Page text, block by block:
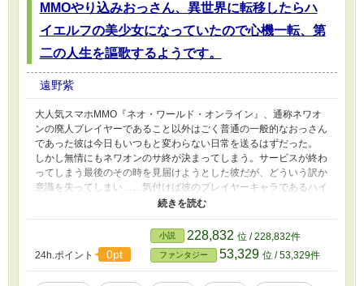
MMOやり込みおっさん、異世界に転移したらハ
イエルフの美少女になっていたので心機一転、第
二の人生を謳歌するようです。
遠野紫
大人気スマホMMO『ネオ・ワールド・オンライン』、通称ネワオ
ンの廃人プレイヤーであること以外はごく普通の一般的なおっさん
であった彼は今日もいつもと変わらない日常を送るはずだった。
しかし無情にもネワオンのサ終が決まってしまう。サービスが終わ
ってしまう最後のその時を見届けようとした彼だが、どういう訳か
意識を失ってしまい……気付けば彼のプレイヤーキャラであるハイ
エルフの姿でネワオンの世界へと転移していたのだった。 ネワオ
ンの無い元の世界へと戻る意味も見いだせなかった彼は、そのまま
プレイヤーキャラである『ステラ・グリーンローズ』としてネワオ
ンの世界で生きて行くことを決意。 こうして廃人プレイヤーであ
るおっさんの第二の人生が今始まるのである。
24h.ポイント 0pt
小説 228,832 位 / 228,832件
ファンタジー 53,329 位 / 53,329件